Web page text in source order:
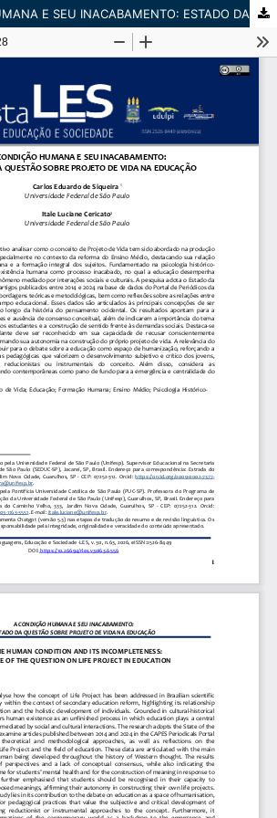
A CONDIÇÃO HUMANA E SEU INACABAMENTO: ESTADO DA QUESTÃO SOBRE PROJETO DE VIDA NA EDUCAÇÃO